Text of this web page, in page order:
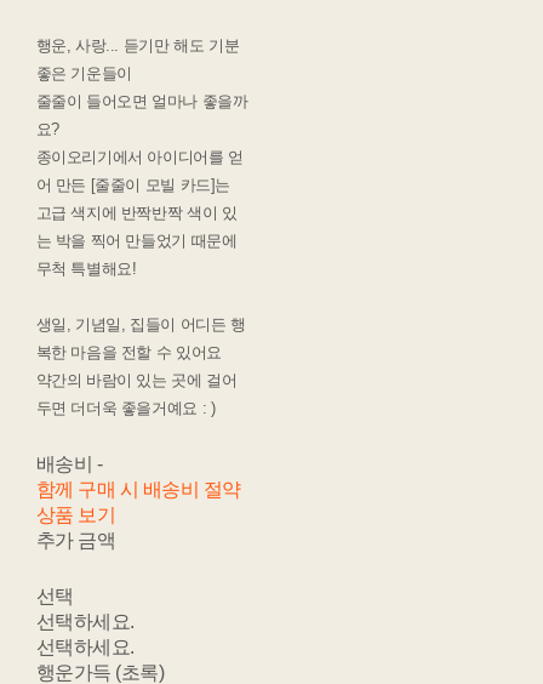
행운, 사랑... 듣기만 해도 기분
좋은 기운들이
줄줄이 들어오면 얼마나 좋을까
요?
종이오리기에서 아이디어를 얻
어 만든 [줄줄이 모빌 카드]는
고급 색지에 반짝반짝 색이 있
는 박을 찍어 만들었기 때문에
무척 특별해요!
생일, 기념일, 집들이 어디든 행
복한 마음을 전할 수 있어요
약간의 바람이 있는 곳에 걸어
두면 더더욱 좋을거예요 : )
배송비 -
함께 구매 시 배송비 절약
상품 보기
추가 금액
선택
선택하세요.
선택하세요.
행운가득 (초록)